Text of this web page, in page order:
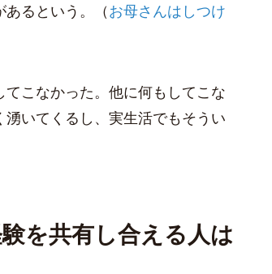
るという。（ お母さんはしつけ
こなかった。他に何もしてこな
いてくるし、実生活でもそうい
を共有し合える人は